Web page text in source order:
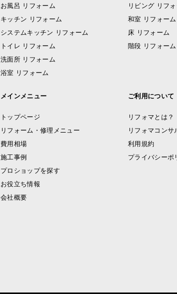
お風呂 リフォーム
キッチン リフォーム
システムキッチン リフォーム
トイレ リフォーム
洗面所 リフォーム
浴室 リフォーム
リビング リフ
和室 リフォーム
床 リフォーム
階段 リフォーム
メインメニュー
トップページ
リフォーム・修理メニュー
費用相場
施工事例
プロショップを探す
お役立ち情報
会社概要
ご利用について
リフォマとは？
リフォマコンサ
利用規約
プライバシーポ